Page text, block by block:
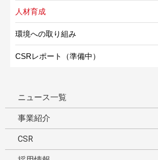
人材育成
環境への取り組み
CSRレポート（準備中）
ニュース一覧
事業紹介
CSR